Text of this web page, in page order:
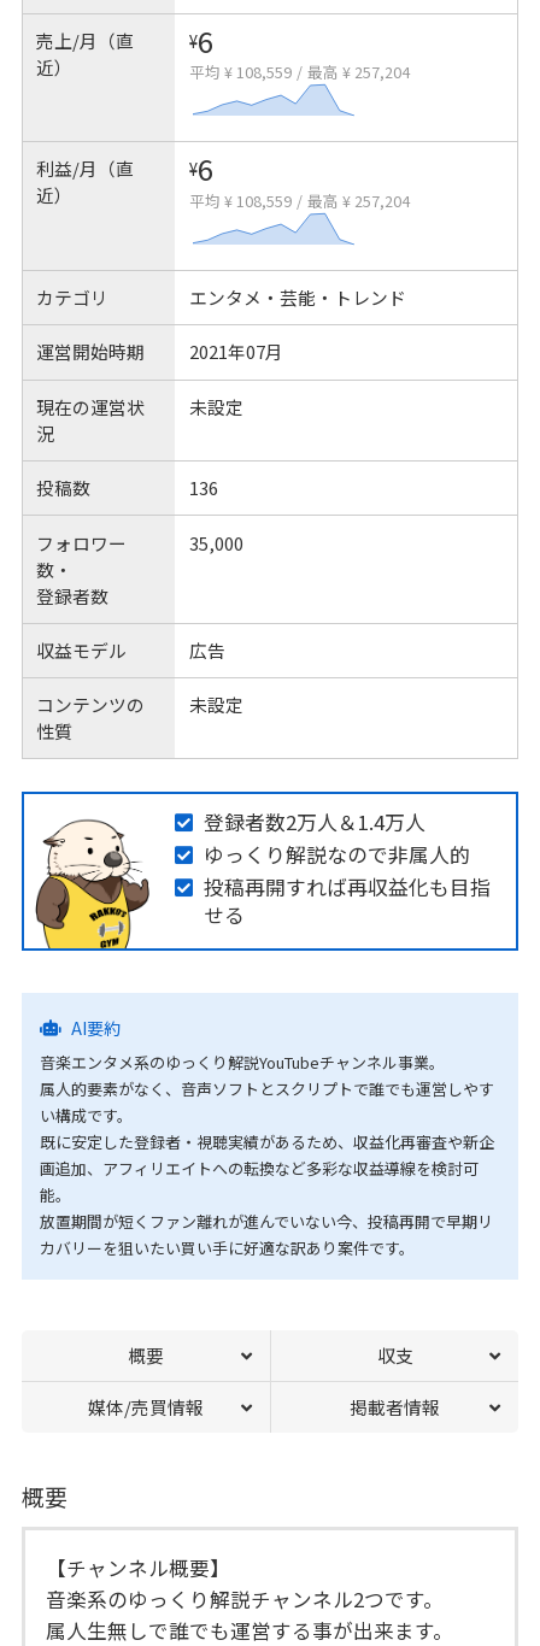
売上/月（直
近）
¥6
平均 ¥ 108,559 / 最高 ¥ 257,204
利益/月（直
近）
¥6
平均 ¥ 108,559 / 最高 ¥ 257,204
カテゴリ エンタメ・芸能・トレンド
運営開始時期 2021年07月
現在の運営状
況
未設定
投稿数 136
フォロワー
数・
登録者数
35,000
収益モデル 広告
コンテンツの
性質
未設定
登録者数2万人＆1.4万人
ゆっくり解説なので非属人的
投稿再開すれば再収益化も目指
せる
AI要約
音楽エンタメ系のゆっくり解説YouTubeチャンネル事業。
属人的要素がなく、音声ソフトとスクリプトで誰でも運営しやす
い構成です。
既に安定した登録者・視聴実績があるため、収益化再審査や新企
画追加、アフィリエイトへの転換など多彩な収益導線を検討可
能。
放置期間が短くファン離れが進んでいない今、投稿再開で早期リ
カバリーを狙いたい買い手に好適な訳あり案件です。
概要 収支
媒体/売買情報 掲載者情報
概要
【チャンネル概要】
音楽系のゆっくり解説チャンネル2つです。
属人生無しで誰でも運営する事が出来ます。